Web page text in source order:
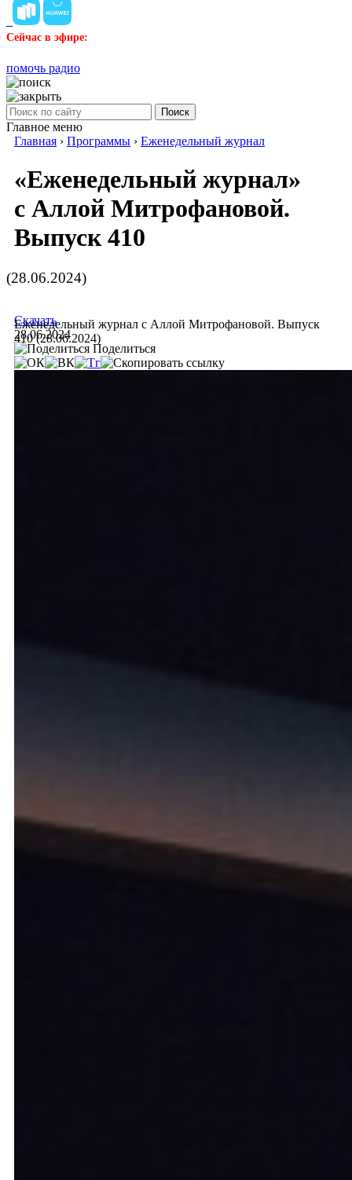
Сейчас в эфире:
помочь радио
Поиск
Главное меню
Главная › Программы › Еженедельный журнал
«Еженедельный журнал»
с Аллой Митрофановой.
Выпуск 410
(28.06.2024)
Еженедельный журнал с Аллой Митрофановой. Выпуск
410 (28.06.2024)
Скачать
28.06.2024
Поделиться